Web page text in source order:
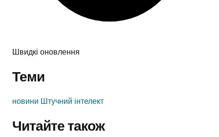
Швидкі оновлення
Теми
новини Штучний інтелект
Читайте також